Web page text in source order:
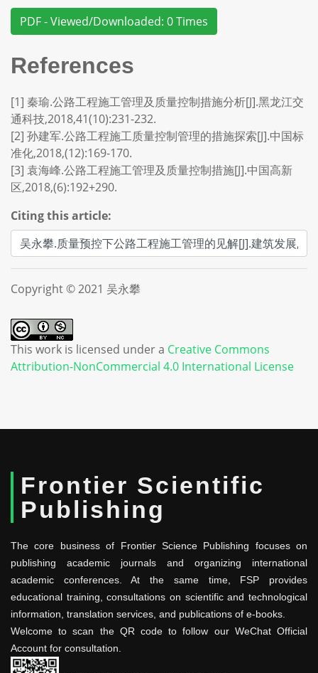
PDF - Viewed/Downloaded: 0 Times
References
[1] 秦瑜.公路工程施工管理及质量控制措施分析[J].黑龙江交
通科技,2018,41(10):231-232.
[2] 孙建军.公路工程施工质量控制管理的措施探索[J].中国标
准化,2018,(12):169-170.
[3] 袁海峰.公路工程施工管理及质量控制措施[J].中国高新
区,2018,(6):192+290.
Citing this article:
Copyright © 2021 吴永攀
This work is licensed under a Creative Commons
Attribution-NonCommercial 4.0 International License
Frontier Scientific
Publishing
The core business of Frontier Science Publishing focuses on
publishing academic journals and organizing international
academic conferences. At the same time, FSP provides
educational training, consultations on scientific and technological
information, translation services, and publications of e-books.
Welcome to scan the QR code to follow our WeChat Official
Account for consultation.